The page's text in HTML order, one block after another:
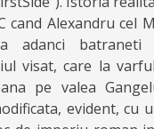
cand Alexandru cel
adanci batraneti
visat, care la
pe valea
evident, cu